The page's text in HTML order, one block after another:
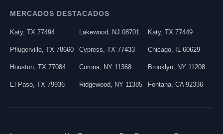
MERCADOS DESTACADOS
Katy, TX 77494 Lakewood, NJ 08701 Katy,TX 77449
Pflugerville TX 78660 Cypress TX 77433 Chicago IL 60629
Houston TX 77084 Corona, NY 11368 Brooklyn NY 11208
El Paso TX 79936 Ridgewood, NY 11385 Fontana ,CA 92336